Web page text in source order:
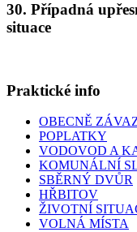
30. Případná
situace
Praktické info
OBECNĚ
POPLATKY
VODOVOD A
KOMUNÁLNÍ
SBĚRNÝ DVŮR
HŘBITOV
ŽIVOTNÍ
VOLNÁ MÍSTA